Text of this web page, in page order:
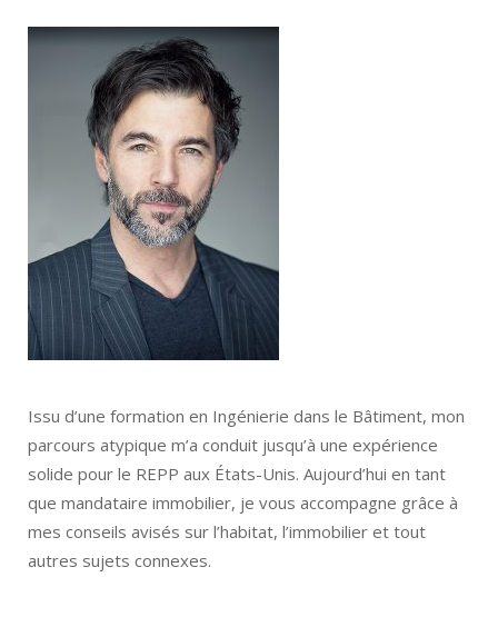
Issu d’une formation en Ingénierie dans le Bâtiment, mon
parcours atypique m’a conduit jusqu’à une expérience
solide pour le REPP aux États-Unis. Aujourd’hui en tant
que mandataire immobilier, je vous accompagne grâce à
mes conseils avisés sur l’habitat, l’immobilier et tout
autres sujets connexes.